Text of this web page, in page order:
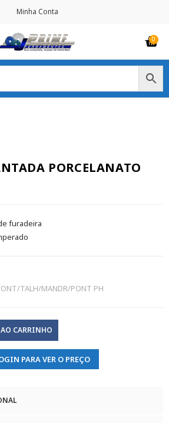
Minha Conta
PORCELANATO
furadeira
TALH/MANDR/PONT PH
CARRINHO
PARA VER O PREÇO